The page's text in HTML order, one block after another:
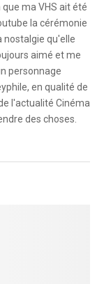
ma VHS ait été
la cérémonie
nostalgie qu'elle
aimé et me
personnage
en qualité de
l'actualité Cinéma
des choses.